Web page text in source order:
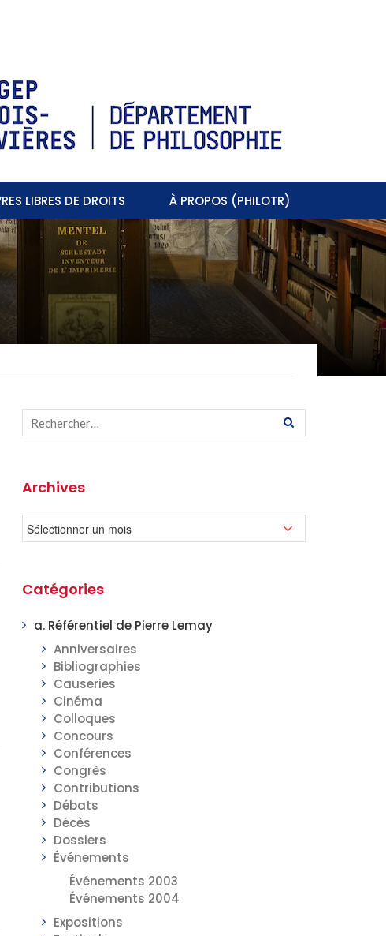
LIBRES DE DROITS À PROPOS (PHILOTR)
Archives
Catégories
a. Référentiel de Pierre Lemay
Anniversaires
Bibliographies
Causeries
Cinéma
Colloques
Concours
Conférences
Congrès
Contributions
Débats
Décès
Dossiers
Événements
Événements 2003
Événements 2004
Expositions